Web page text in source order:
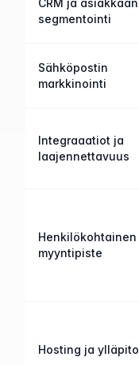
CRM ja asiakkaan
segmentointi
Sähköpostin
markkinointi
Integraaatiot ja
laajennettavuus
Henkilökohtainen
myyntipiste
Hosting ja ylläpito